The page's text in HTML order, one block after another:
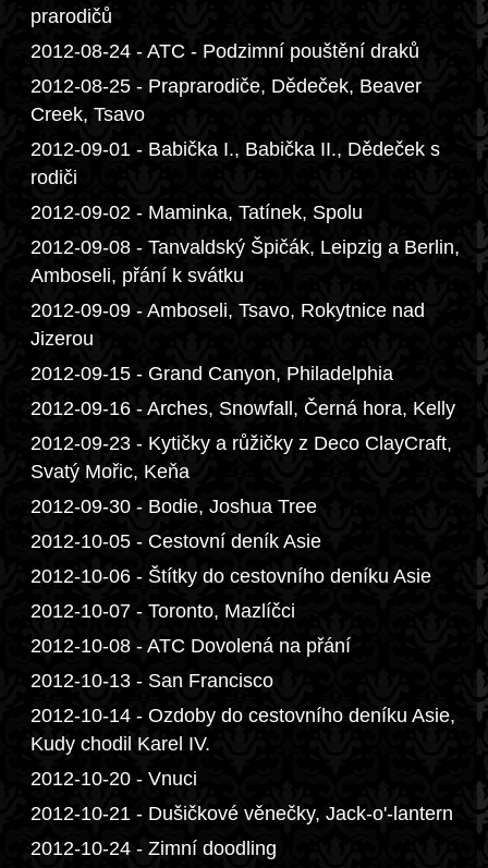
prarodičů
2012-08-24 - ATC - Podzimní pouštění draků
2012-08-25 - Praprarodiče, Dědeček, Beaver
Creek, Tsavo
2012-09-01 - Babička I., Babička II., Dědeček s
rodiči
2012-09-02 - Maminka, Tatínek, Spolu
2012-09-08 - Tanvaldský Špičák, Leipzig a Berlin,
Amboseli, přání k svátku
2012-09-09 - Amboseli, Tsavo, Rokytnice nad
Jizerou
2012-09-15 - Grand Canyon, Philadelphia
2012-09-16 - Arches, Snowfall, Černá hora, Kelly
2012-09-23 - Kytičky a růžičky z Deco ClayCraft,
Svatý Mořic, Keňa
2012-09-30 - Bodie, Joshua Tree
2012-10-05 - Cestovní deník Asie
2012-10-06 - Štítky do cestovního deníku Asie
2012-10-07 - Toronto, Mazlíčci
2012-10-08 - ATC Dovolená na přání
2012-10-13 - San Francisco
2012-10-14 - Ozdoby do cestovního deníku Asie,
Kudy chodil Karel IV.
2012-10-20 - Vnuci
2012-10-21 - Dušičkové věnečky, Jack-o'-lantern
2012-10-24 - Zimní doodling